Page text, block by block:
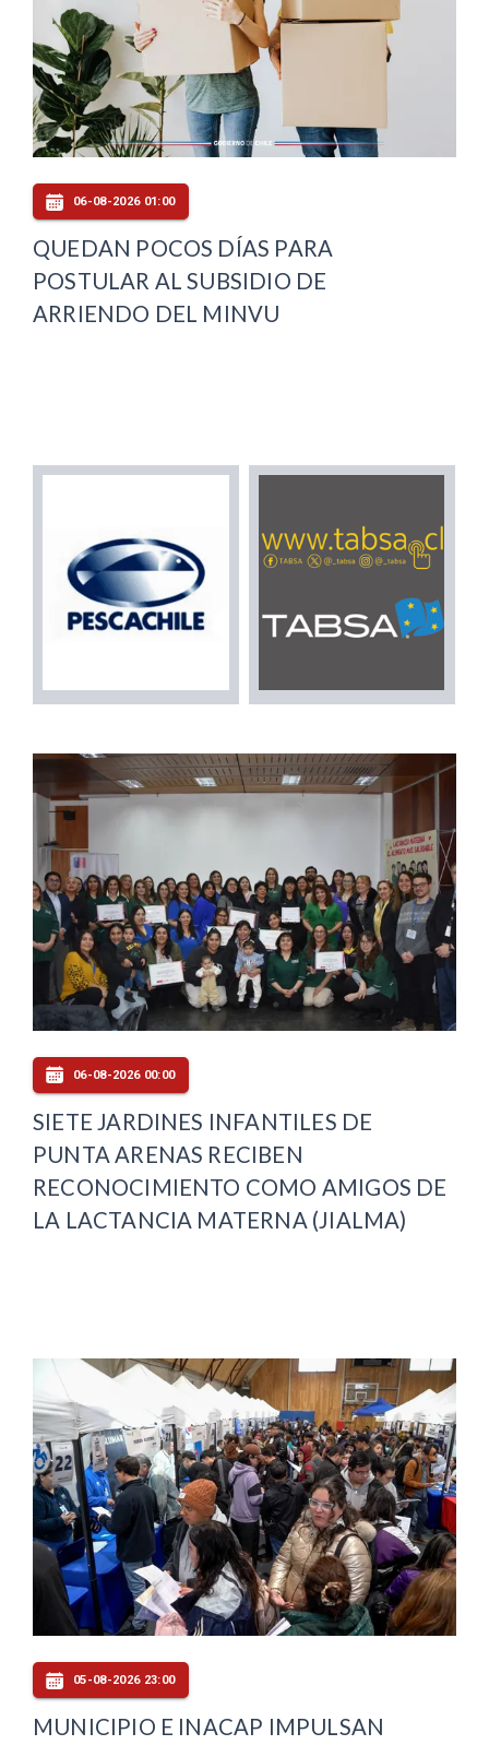
06-08-2026 01:00
QUEDAN POCOS DÍAS PARA
POSTULAR AL SUBSIDIO DE
ARRIENDO DEL MINVU
06-08-2026 00:00
SIETE JARDINES INFANTILES DE
PUNTA ARENAS RECIBEN
RECONOCIMIENTO COMO AMIGOS DE
LA LACTANCIA MATERNA (JIALMA)
05-08-2026 23:00
MUNICIPIO E INACAP IMPULSAN